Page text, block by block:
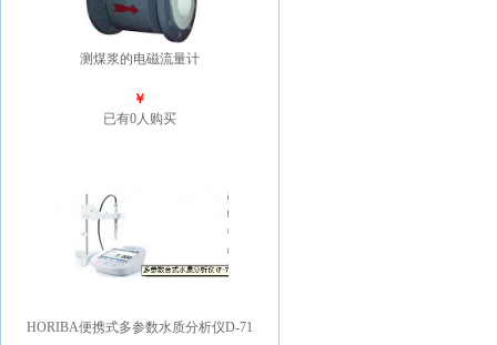
测煤浆的电磁流量计
￥
已有0人购买
HORIBA便携式多参数水质分析仪D-71